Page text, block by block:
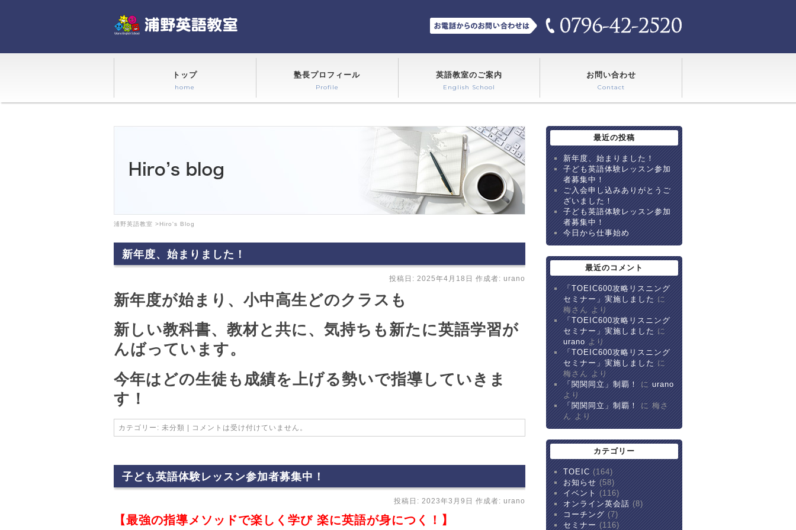
トップ
home
塾長プロフィール
Profile
英語教室のご案内
English School
お問い合わせ
Contact
浦野英語教室 >Hiro's Blog
新年度、始まりました！
投稿日: 2025年4月18日 作成者: urano
新年度が始まり、小中高生どのクラスも
新しい教科書、教材と共に、気持ちも新たに英語学習が
んばっています。
今年はどの生徒も成績を上げる勢いで指導していきま
す！
カテゴリー: 未分類 コメントは受け付けていません。
子ども英語体験レッスン参加者募集中！
投稿日: 2023年3月9日 作成者: urano
【最強の指導メソッドで楽しく学び 楽に英語が身につく ！】
最近の投稿
新年度、始まりました！
子ども英語体験レッスン参加
者募集中！
ご入会申し込みありがとうご
ざいました！
子ども英語体験レッスン参加
者募集中！
今日から仕事始め
最近のコメント
「TOEIC600攻略リスニング
セミナー」実施しました に
梅さん より
「TOEIC600攻略リスニング
セミナー」実施しました に
urano より
「TOEIC600攻略リスニング
セミナー」実施しました に
梅さん より
「関関同立」制覇！
にurano
より
「関関同立」制覇！
に 梅さ
ん より
カテゴリー
TOEIC (164)
お知らせ (58)
イベント
(116)
オンライン英会話 (8)
コーチング (7)
セミナー (116)